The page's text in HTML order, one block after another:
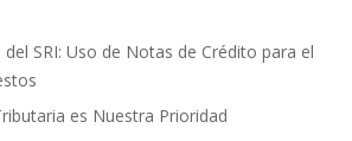
SRI: Uso de Notas de Crédito para el
es Nuestra Prioridad